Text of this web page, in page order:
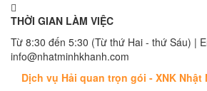
THỜI GIAN LÀM VIỆC
Từ 8:30 đến 5:30 (Từ thứ Hai - thứ Sáu) |
info@nhatminhkhanh.com
Dịch vụ Hải quan trọn gói - XNK Nhật